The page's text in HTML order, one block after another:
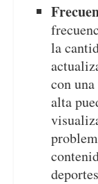
la
con
alta